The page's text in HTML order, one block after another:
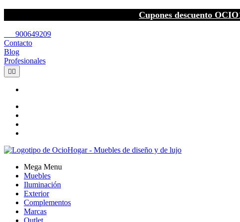
Cupones descuento
900649209
Contacto
Blog
Profesionales
 
Mega Menu
Muebles
Iluminación
Exterior
Complementos
Marcas
Outlet